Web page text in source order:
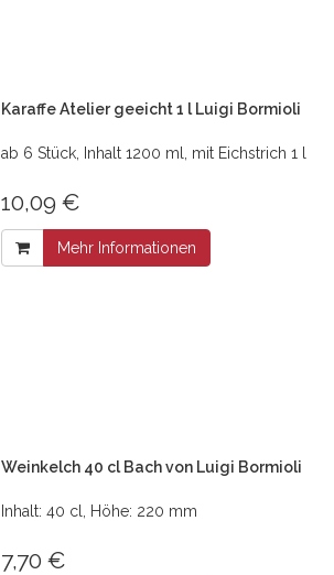
Karaffe Atelier geeicht 1 l Luigi Bormioli
ab 6 Stück, Inhalt 1200 ml, mit Eichstrich 1 l
10,09 €
Mehr Informationen
Weinkelch 40 cl Bach von Luigi Bormioli
Inhalt: 40 cl, Höhe: 220 mm
7,70 €